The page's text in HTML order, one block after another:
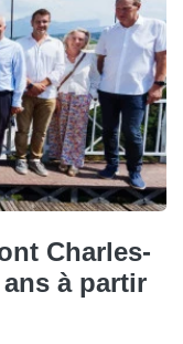
Charles-
à partir